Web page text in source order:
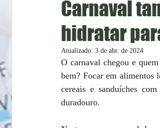
Carnaval
hidratar
Atualizado: 3 de abr. de 2024
O carnaval chegou e quem
bem? Focar em alimentos
cereais e sanduíches
duradouro.